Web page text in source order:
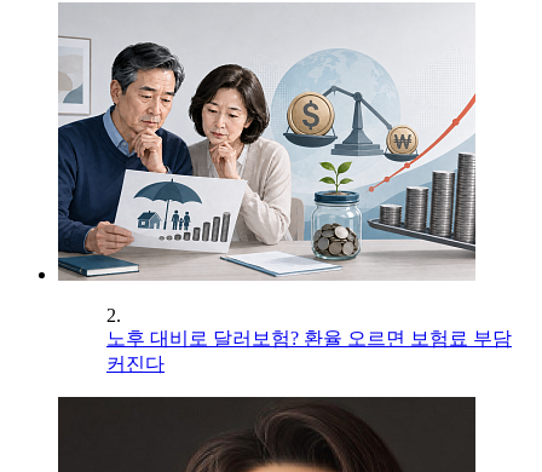
2.
노후 대비로 달러보험? 환율 오르면 보험료 부담
커진다